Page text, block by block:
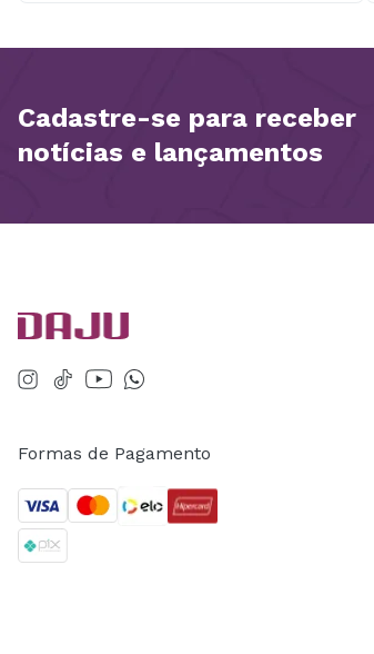
Cadastre-se para receber
notícias e lançamentos
Formas de Pagamento